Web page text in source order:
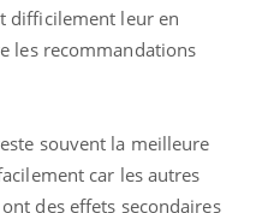
difficilement leur en
les recommandations
souvent la meilleure
car les autres
des effets secondaires